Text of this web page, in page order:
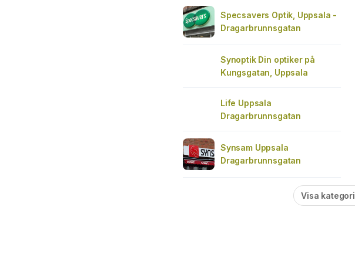
Specsavers Optik, Uppsala -
Dragarbrunnsgatan
Synoptik Din optiker på
Kungsgatan, Uppsala
Life Uppsala
Dragarbrunnsgatan
Synsam Uppsala
Dragarbrunnsgatan
Visa kategori